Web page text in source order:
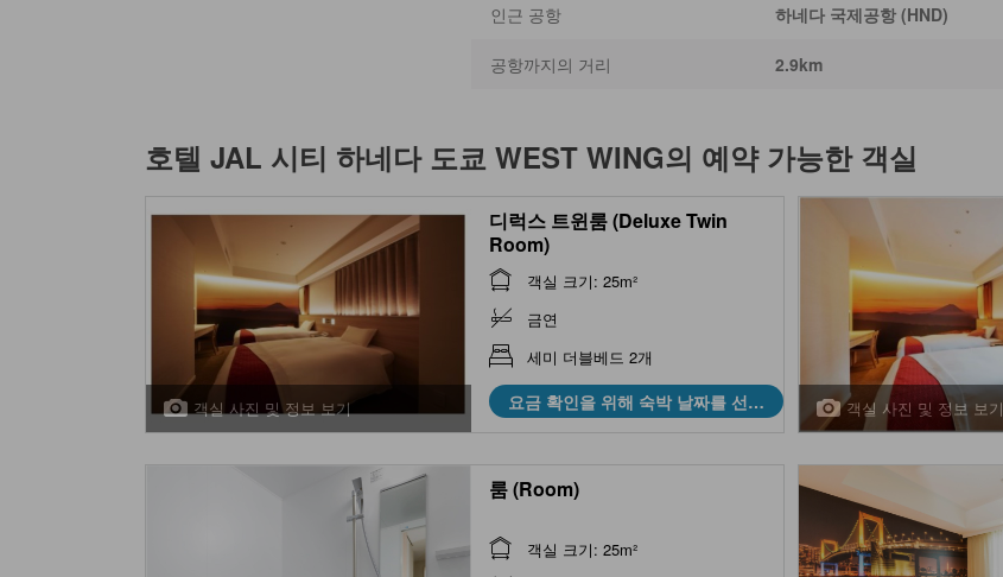
인근 공항 하네다 국제공항 (HND)
공항까지의 거리 2.9km
호텔 JAL 시티 하네다 도쿄 WEST WING의 예약 가능한 객실
객실 사진 및 정보 보기
디럭스 트윈룸 (Deluxe Twin
Room)
객실 크기: 25m²
금연
세미 더블베드 2개
요금 확인을 위해 숙박 날짜를 선택
하세요
객실 사진 및 정보 보기
룸 (Room)
객실 크기: 25m²